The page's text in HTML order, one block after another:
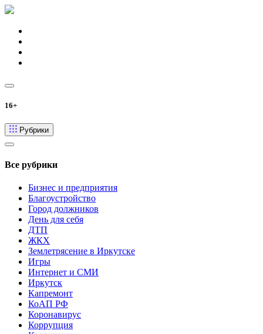
16+
Рубрики
Все рубрики
Бизнес и предприятия
Благоустройство
Город должников
День для себя
ДТП
ЖКХ
Землетрясение в Иркутске
Игры
Интернет и СМИ
Иркутск
Капремонт
КоАП РФ
Коронавирус
Коррупция